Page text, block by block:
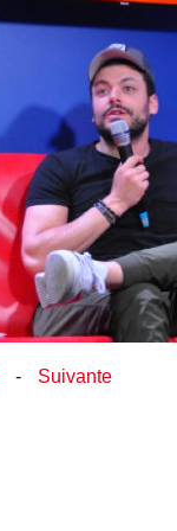
- Suivante